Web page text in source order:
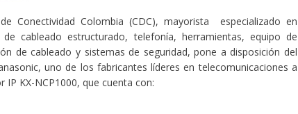
Conectividad Colombia (CDC), mayorista especializado en
cableado estructurado, telefonía, herramientas, equipo de
de cableado y sistemas de seguridad, pone a disposición del
uno de los fabricantes líderes en telecomunicaciones a
KX-NCP1000, que cuenta con: